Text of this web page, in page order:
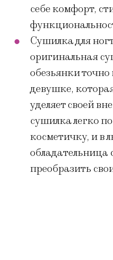
себе комфорт,
Сушилка для
оригинальная
обезьянки
девушке,
уделяет своей
сушилка легко
косметичку, и в
обладательница
преобразить